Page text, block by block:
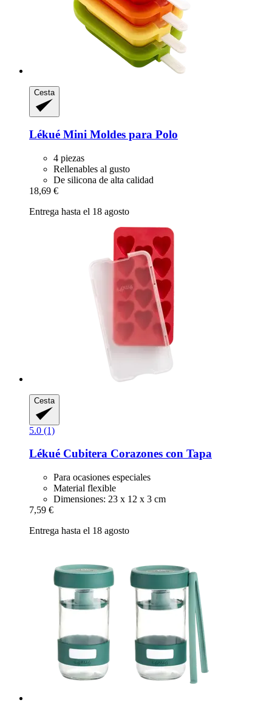
Cesta
Lékué Mini Moldes para Polo
4 piezas
Rellenables al gusto
De silicona de alta calidad
18,69 €
Entrega hasta el 18 agosto
Cesta
5.0 (1)
Lékué Cubitera Corazones con Tapa
Para ocasiones especiales
Material flexible
Dimensiones: 23 x 12 x 3 cm
7,59 €
Entrega hasta el 18 agosto